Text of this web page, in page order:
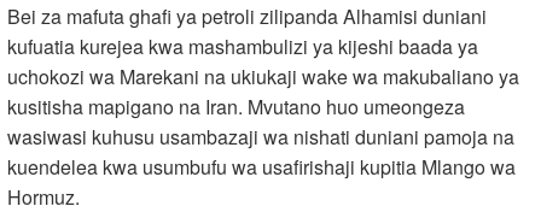
Bei za mafuta ghafi ya petroli zilipanda Alhamisi duniani
kufuatia kurejea kwa mashambulizi ya kijeshi baada ya
uchokozi wa Marekani na ukiukaji wake wa makubaliano ya
kusitisha mapigano na Iran. Mvutano huo umeongeza
wasiwasi kuhusu usambazaji wa nishati duniani pamoja na
kuendelea kwa usumbufu wa usafirishaji kupitia Mlango wa
Hormuz.